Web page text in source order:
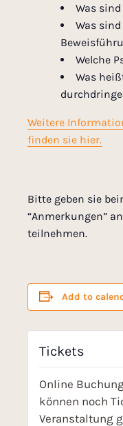
Was
Was
Welche
Was
Weitere
finden sie hier.
Bitte geben sie
“Anmerkungen”
teilnehmen.
Add to
Tickets
Online
können noch
Veranstaltung